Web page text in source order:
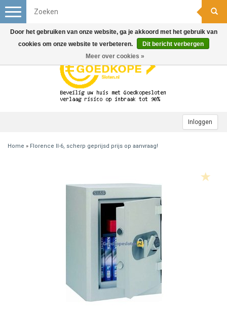
Inloggen
Toggle
navigation
Home » Florence II-6, scherp geprijsd prijs op aanvraag!
Door het gebruiken van onze website, ga je akkoord met het gebruik van
cookies om onze website te verbeteren.
Dit bericht verbergen
Meer over cookies »